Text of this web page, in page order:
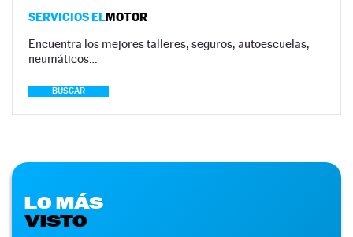
SERVICIOS ELMOTOR
Encuentra los mejores talleres, seguros, autoescuelas,
neumáticos…
BUSCAR
LO MÁS
VISTO